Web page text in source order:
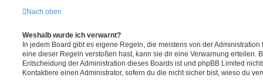
Nach oben
Weshalb wurde ich verwarnt?
In jedem Board gibt es eigene Regeln, die meistens von der
eine dieser Regeln verstoßen hast, kann sie dir eine Verwarnung erteilen.
Entscheidung der Administration dieses Boards ist und phpBB Limited
Kontaktiere einen Administrator, sofern du die nicht sicher bist, wieso du